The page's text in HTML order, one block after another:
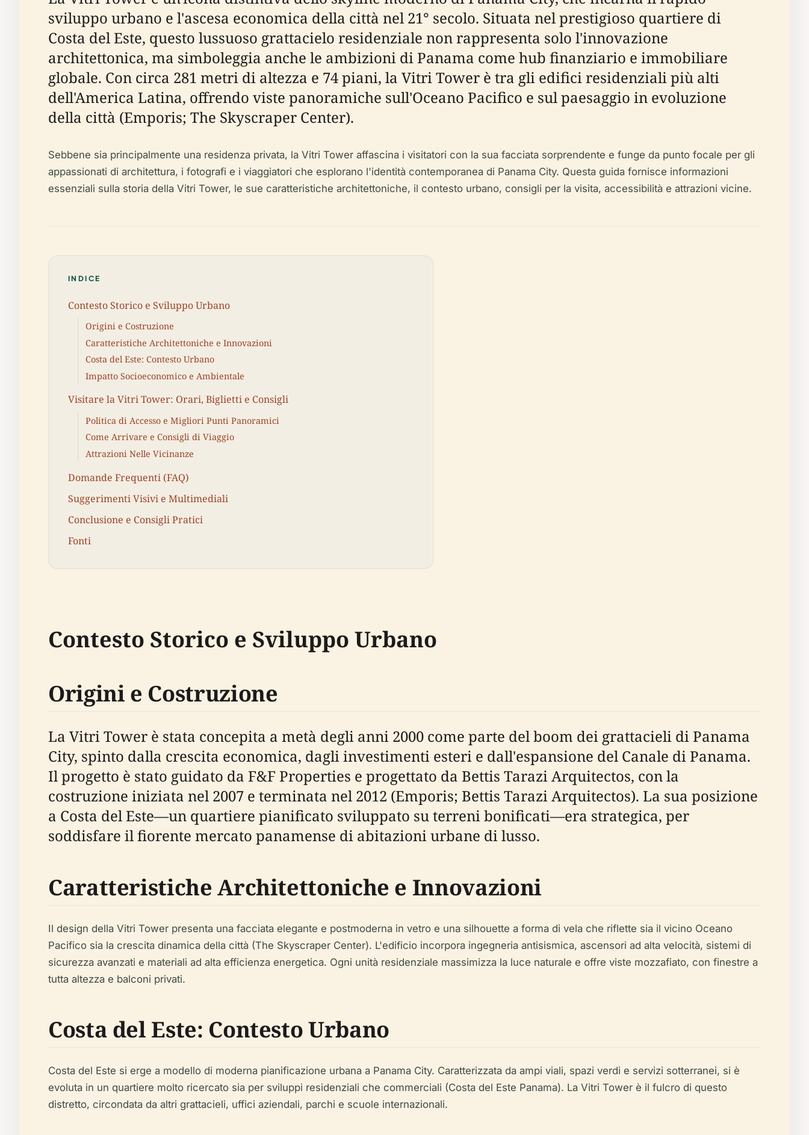
sviluppo urbano e l'ascesa economica della città nel 21° secolo. Situata nel prestigioso quartiere di
Costa del Este, questo lussuoso grattacielo residenziale non rappresenta solo l'innovazione
architettonica, ma simboleggia anche le ambizioni di Panama come hub finanziario e immobiliare
globale. Con circa 281 metri di altezza e 74 piani, la Vitri Tower è tra gli edifici residenziali più alti
dell'America Latina, offrendo viste panoramiche sull'Oceano Pacifico e sul paesaggio in evoluzione
della città (Emporis; The Skyscraper Center).
Sebbene sia principalmente una residenza privata, la Vitri Tower affascina i visitatori con la sua facciata sorprendente e funge da punto focale per gli
appassionati di architettura, i fotografi e i viaggiatori che esplorano l'identità contemporanea di Panama City. Questa guida fornisce informazioni
essenziali sulla storia della Vitri Tower, le sue caratteristiche architettoniche, il contesto urbano, consigli per la visita, accessibilità e attrazioni vicine.
INDICE
Contesto Storico e Sviluppo Urbano
Origini e Costruzione
Caratteristiche Architettoniche e Innovazioni
Costa del Este: Contesto Urbano
Impatto Socioeconomico e Ambientale
Visitare la Vitri Tower: Orari, Biglietti e Consigli
Politica di Accesso e Migliori Punti Panoramici
Come Arrivare e Consigli di Viaggio
Attrazioni Nelle Vicinanze
Domande Frequenti (FAQ)
Suggerimenti Visivi e Multimediali
Conclusione e Consigli Pratici
Fonti
Contesto Storico e Sviluppo Urbano
Origini e Costruzione
La Vitri Tower è stata concepita a metà degli anni 2000 come parte del boom dei grattacieli di Panama
City, spinto dalla crescita economica, dagli investimenti esteri e dall'espansione del Canale di Panama.
Il progetto è stato guidato da F&F Properties e progettato da Bettis Tarazi Arquitectos, con la
costruzione iniziata nel 2007 e terminata nel 2012 (Emporis; Bettis Tarazi Arquitectos). La sua posizione
a Costa del Este—un quartiere pianificato sviluppato su terreni bonificati—era strategica, per
soddisfare il fiorente mercato panamense di abitazioni urbane di lusso.
Caratteristiche Architettoniche e Innovazioni
Il design della Vitri Tower presenta una facciata elegante e postmoderna in vetro e una silhouette a forma di vela che riflette sia il vicino Oceano
Pacifico sia la crescita dinamica della città (The Skyscraper Center). L'edificio incorpora ingegneria antisismica, ascensori ad alta velocità, sistemi di
sicurezza avanzati e materiali ad alta efficienza energetica. Ogni unità residenziale massimizza la luce naturale e offre viste mozzafiato, con finestre a
tutta altezza e balconi privati.
Costa del Este: Contesto Urbano
Costa del Este si erge a modello di moderna pianificazione urbana a Panama City. Caratterizzata da ampi viali, spazi verdi e servizi sotterranei, si è
evoluta in un quartiere molto ricercato sia per sviluppi residenziali che commerciali (Costa del Este Panama). La Vitri Tower è il fulcro di questo
distretto, circondata da altri grattacieli, uffici aziendali, parchi e scuole internazionali.